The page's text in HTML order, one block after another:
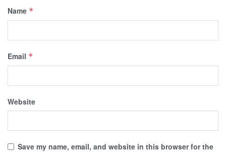
Name *
Email *
Website
Save my name, email, and website in this browser for the